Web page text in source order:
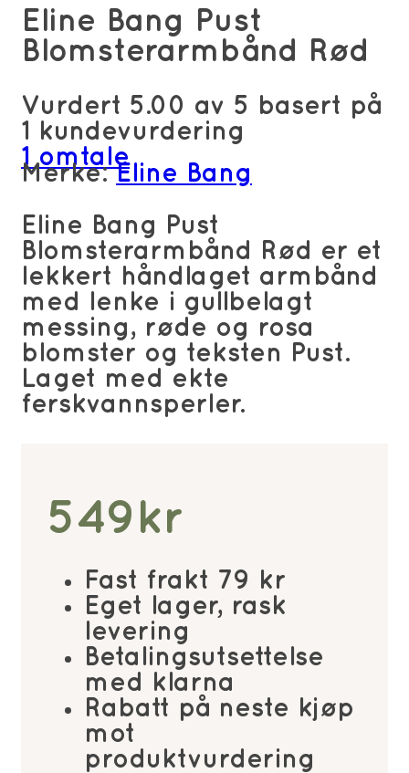
Eline Bang Pust
Blomsterarmbånd Rød
Vurdert 5.00 av 5 basert på
1
kundevurdering
1 omtale
Merke:Eline Bang
Eline Bang Pust
Blomsterarmbånd Rød er et
lekkert håndlaget armbånd
med lenke i gullbelagt
messing, røde og rosa
blomster og teksten Pust.
Laget med ekte
ferskvannsperler.
549 kr
Fast frakt 79 kr
Eget lager, rask
levering
Betalingsutsettelse
med klarna
Rabatt på neste kjøp
mot
produktvurdering